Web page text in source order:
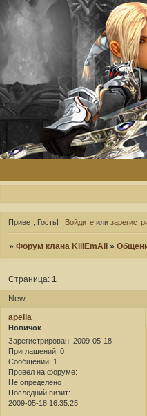
Привет, Гость! Войдитеили
»Форум клана KillEmAll »
New
Страница:1
apella
Новичок
Зарегистрирован: 2009-05-18
Приглашений: 0
Сообщений: 1
Провел на форуме:
Не определено
Последний визит:
2009-05-18 16:35:25